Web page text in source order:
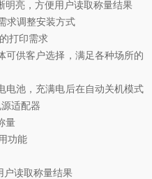
明亮，方便用户读取称量结果
求调整安装方式
打印需求
可供客户选择，满足各种场所的
电池，充满电后在自动关机模式
适配器
量
功能
户读取称量结果